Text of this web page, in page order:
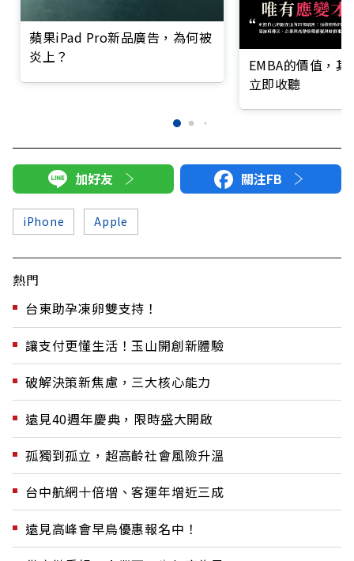
蘋果iPad Pro新品廣告，為何被
炎上？
EMBA的價值，
立即收聽
加好友 關注FB
iPhone Apple
熱門
台東助孕凍卵雙支持！
讓支付更懂生活！玉山開創新體驗
破解決策新焦慮，三大核心能力
遠見40週年慶典，限時盛大開啟
孤獨到孤立，超高齡社會風險升溫
台中航網十倍增、客運年增近三成
遠見高峰會早鳥優惠報名中！